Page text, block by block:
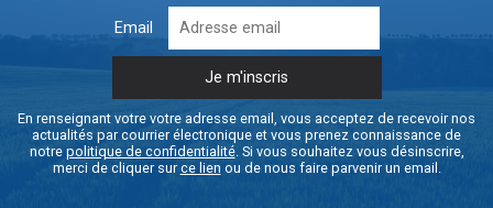
Email
En renseignant votre votre adresse email, vous acceptez de recevoir nos
actualités par courrier électronique et vous prenez connaissance de
notre politique de confidentialité. Si vous souhaitez vous désinscrire,
merci de cliquer surce lien ou de nous faire parvenir un email.